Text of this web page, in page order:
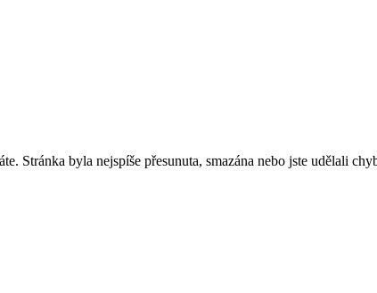
Stránka byla nejspíše přesunuta, smazána nebo jste udělali